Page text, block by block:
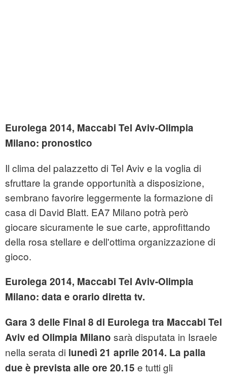
Eurolega 2014, Maccabi Tel Aviv-Olimpia
Milano: pronostico
Il clima del palazzetto di Tel Aviv e la voglia di
sfruttare la grande opportunità a disposizione,
sembrano favorire leggermente la formazione di
casa di David Blatt. EA7 Milano potrà però
giocare sicuramente le sue carte, approfittando
della rosa stellare e dell'ottima organizzazione di
gioco.
Eurolega 2014, Maccabi Tel Aviv-Olimpia
Milano: data e orario diretta tv.
Gara 3 delle Final 8 di Eurolega tra Maccabi Tel
Aviv ed Olimpia Milano sarà disputata in Israele
nella serata di lunedì 21 aprile 2014. La palla
due è prevista alle ore 20.15 e tutti gli